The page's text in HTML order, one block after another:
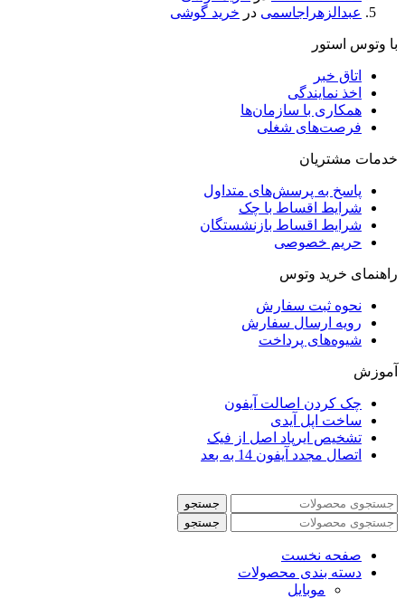
عبدالزهراجاسمی در خرید گوشی
با وتوس استور
اتاق خبر
اخذ نمایندگی
همکاری با سازمان‌ها
فرصت‌های شغلی
خدمات مشتریان
پاسخ به پرسش‌های متداول
شرایط اقساط با چک
شرایط اقساط بازنشستگان
حریم خصوصی
راهنمای خرید وتوس
نحوه ثبت سفارش
رویه ارسال سفارش
شیوه‌های پرداخت
آموزش
چک کردن اصالت آیفون
ساخت اپل آیدی
تشخیص ایرپاد اصل از فیک
اتصال مجدد آیفون 14 به بعد
جستجو
جستجو
صفحه نخست
دسته بندی محصولات
موبایل